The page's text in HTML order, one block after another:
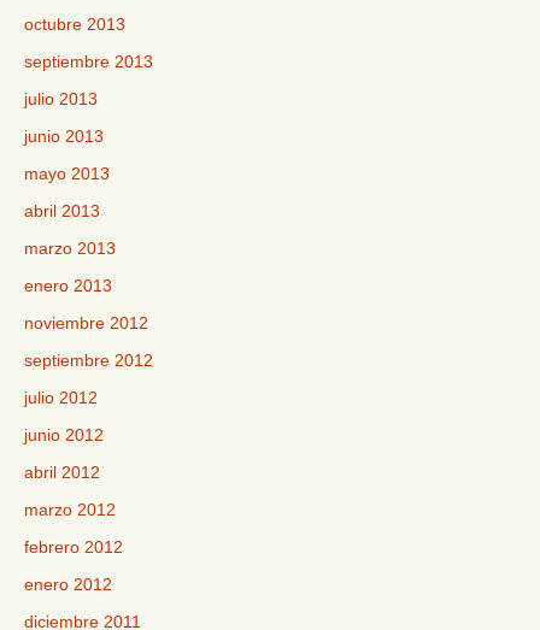
octubre 2013
septiembre 2013
julio 2013
junio 2013
mayo 2013
abril 2013
marzo 2013
enero 2013
noviembre 2012
septiembre 2012
julio 2012
junio 2012
abril 2012
marzo 2012
febrero 2012
enero 2012
diciembre 2011